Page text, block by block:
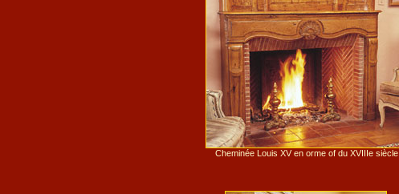
Cheminée Louis XV en orme of du XVIIIe siècle